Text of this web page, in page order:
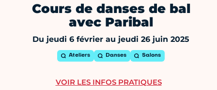
Cours de danses de bal
avec Paribal
Du jeudi 6 février au jeudi 26 juin 2025
Ateliers Danses Salons
VOIR LES INFOS PRATIQUES